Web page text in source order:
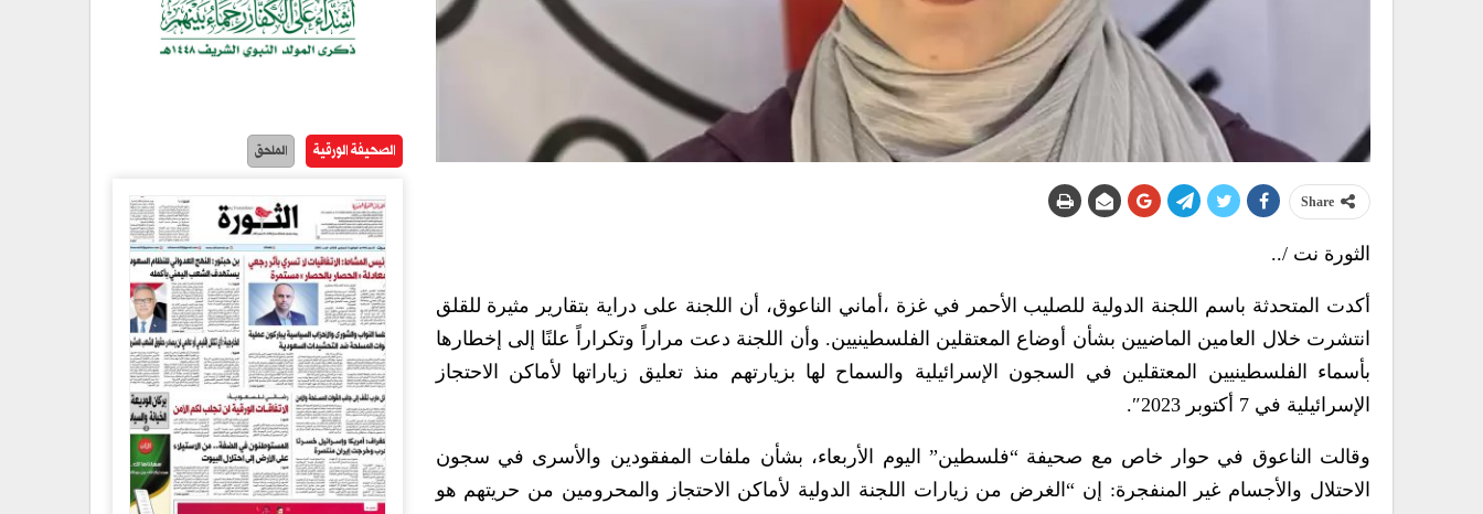
Share
الثورة نت /..
أكدت المتحدثة باسم اللجنة الدولية للصليب الأحمر في غزة ،أماني الناعوق، أن اللجنة على دراية بتقارير مثيرة للقلق
انتشرت خلال العامين الماضيين بشأن أوضاع المعتقلين الفلسطينيين. وأن اللجنة دعت مراراً وتكراراً علنًا إلى إخطارها
بأسماء الفلسطينيين المعتقلين في السجون الإسرائيلية والسماح لها بزيارتهم منذ تعليق زياراتها لأماكن الاحتجاز
الإسرائيلية في 7 أكتوبر 2023″.
وقالت الناعوق في حوار خاص مع صحيفة “فلسطين” اليوم الأربعاء، بشأن ملفات المفقودين والأسرى في سجون
الاحتلال والأجسام غير المنفجرة: إن “الغرض من زيارات اللجنة الدولية لأماكن الاحتجاز والمحرومين من حريتهم هو
الصحيفة الورقية الملحق